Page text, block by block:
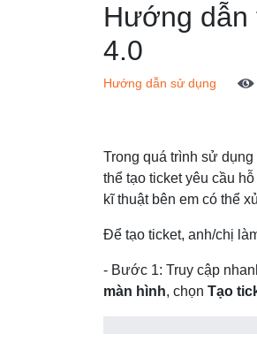
Hướng dẫn
4.0
Hướng dẫn sử dụng
Trong quá trình sử
thể tạo ticket yêu cầu
kĩ thuật bên em có thể
Để tạo ticket, anh/chị
- Bước 1: Truy cập
màn hình, chọn Tạo